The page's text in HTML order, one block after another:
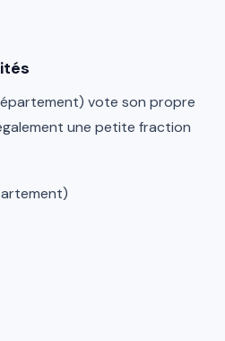
vote son propre
une petite fraction